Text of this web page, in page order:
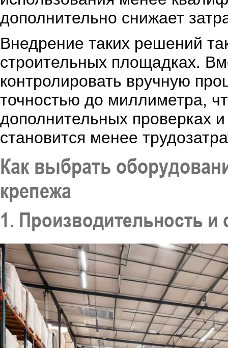
дополнительно снижает
Внедрение таких решений
строительных площадках.
контролировать вручную
точностью до миллиметра,
дополнительных проверках
становится менее
Как выбрать
крепежа
1. Производительность и